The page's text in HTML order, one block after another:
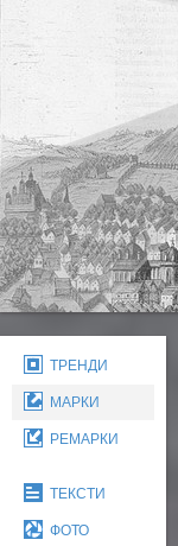
ТРЕНДИ
МАРКИ
РЕМАРКИ
ТЕКСТИ
ФОТО